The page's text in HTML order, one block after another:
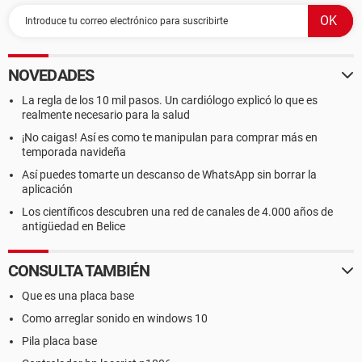
--------[ DMI ]---------------------------------------------------------------------------------------
[ BIOS ]
Propiedades de la BIOS:
Vendedor American Megatrends Inc.
Versión P1.40
Fecha de salida 01/10/2006
Tamaño 512 KB
Dispositivos de arranque Floppy Disk, Hard Disk, CD-ROM,
Funciones disponibles Flash BIOS, Shadow BIOS, Selectable
Boot, EDD, BBS
Standards soportados DMI, ACPI
Posibilidades de expansión PCI, AGP, USB
[ Sistema ]
Producto P4VM800
NOVEDADES
La regla de los 10 mil pasos. Un cardiólogo explicó lo que es
realmente necesario para la salud
¡No caigas! Así es como te manipulan para comprar más en
temporada navideña
Así puedes tomarte un descanso de WhatsApp sin borrar la
aplicación
Los científicos descubren una red de canales de 4.000 años de
antigüedad en Belice
CONSULTA TAMBIÉN
Que es una placa base
Como arreglar sonido en windows 10
Pila placa base